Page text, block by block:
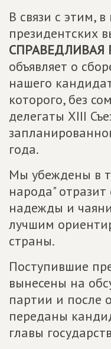
В связи с этим,
президентских
СПРАВЕДЛИВАЯ
объявляет о
нашего
которого, без
делегаты XIII
года.
Мы убеждены в
народа"
надежды и
лучшим
страны.
Поступившие
вынесены на
партии и после
переданы
главы